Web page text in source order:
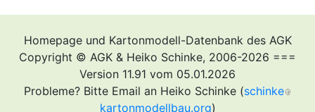
Homepage und Kartonmodell-Datenbank des AGK
Copyright © AGK & Heiko Schinke, 2006-2026 ===
Version 11.91 vom 05.01.2026
Probleme? Bitte Email an Heiko Schinke (schinke
kartonmodellbau.org)